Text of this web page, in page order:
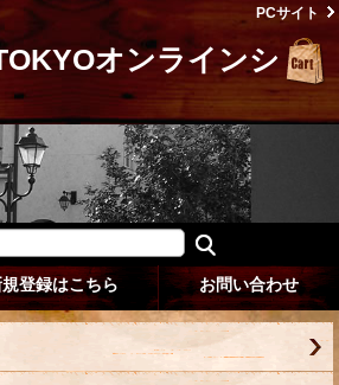
PCサイト
オンラインシ
登録はこちら お問い合わせ